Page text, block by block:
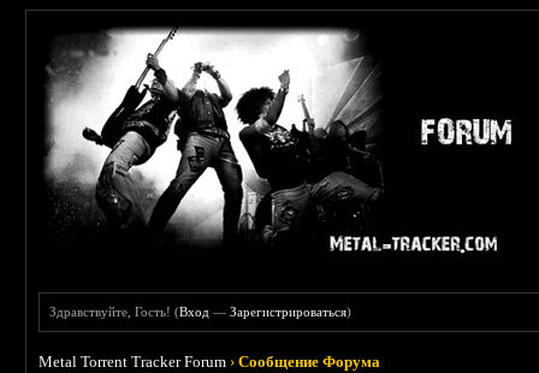
Здравствуйте, Гость! (Вход —Зарегистрироваться)
Metal Torrent Tracker Forum ›Сообщение Форума